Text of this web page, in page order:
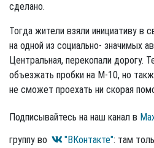
сделано.
Тогда жители взяли инициативу в
на одной из социально- значимых
Центральная, перекопали дорогу.
объезжать пробки на М-10, но
не сможет проехать ни скорая
Подписывайтесь на наш канал в
группу во
"ВКонтакте": там